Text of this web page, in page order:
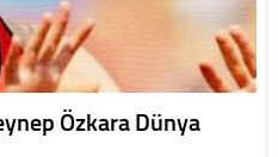
Özkara Dünya